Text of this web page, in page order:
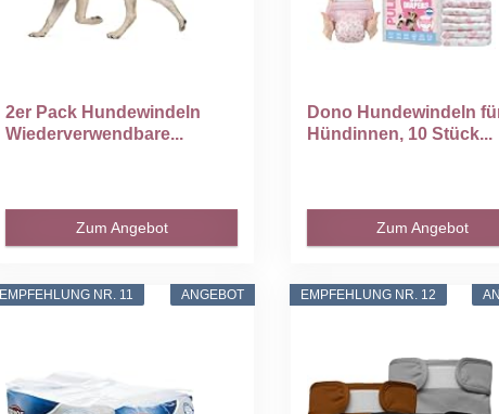
2er Pack Hundewindeln
Wiederverwendbare...
Zum Angebot
Dono Hundewindeln
Hündinnen, 10 Stück...
Zum Angebot
ANGEBOT
EMPFEHLUNG NR. 11 EMPFEHLUNG NR. 12